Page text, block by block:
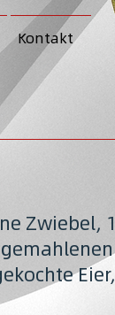
Kontakt
Zwiebel, 1
Eier,